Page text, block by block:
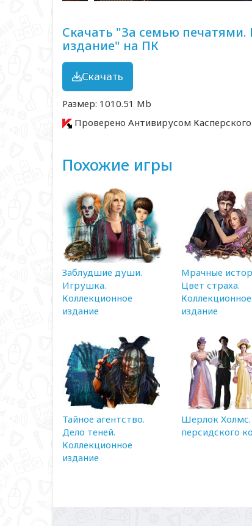
Скачать "За семью
издание" на ПК
Скачать
Размер: 1010.51 Mb
Проверено Антивирусом Касперского
Похожие игры
Заблудшие души.
Игрушка.
Коллекционное
издание
Мрачные
Цвет страха.
Коллекционное
издание
Тайное агентство.
Дело теней.
Коллекционное
издание
Шерлок Холмс.
персидского